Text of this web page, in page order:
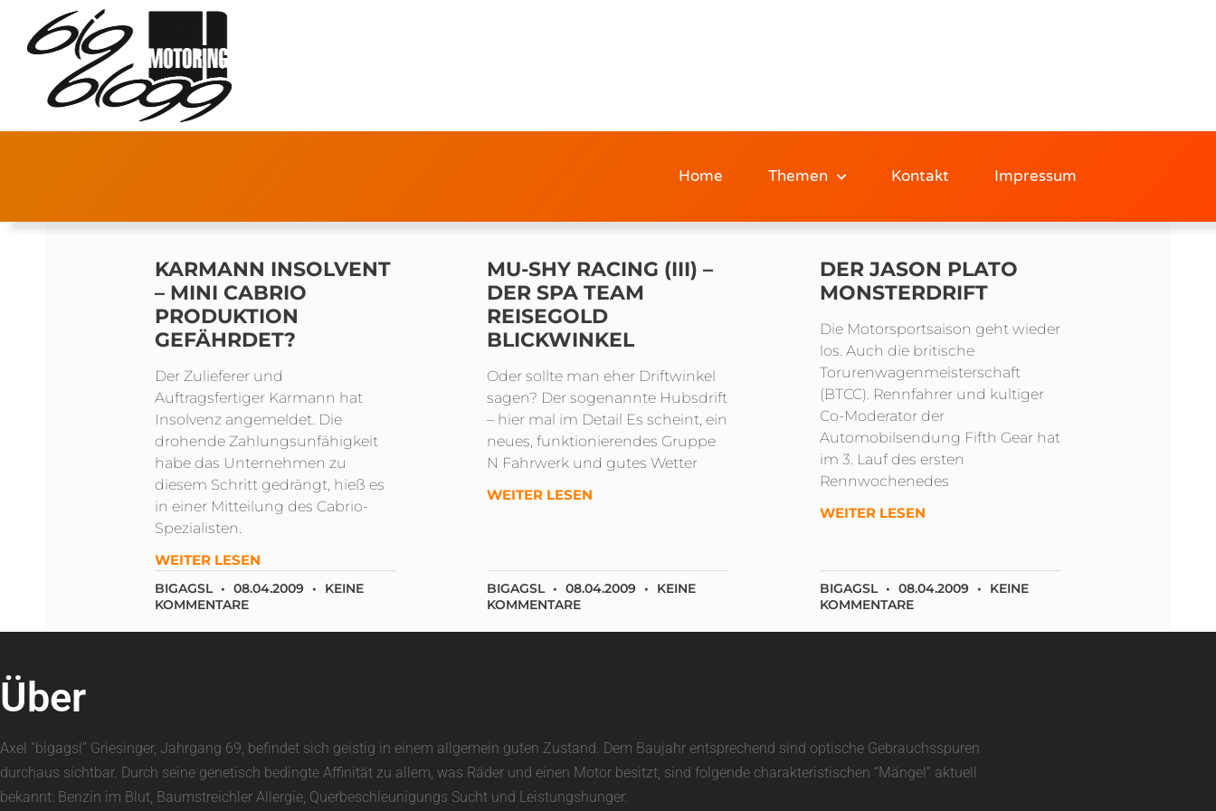
Home Themen Kontakt Impressum
KARMANN INSOLVENT
– MINI CABRIO
PRODUKTION
GEFÄHRDET?
Der Zulieferer und
Auftragsfertiger Karmann hat
Insolvenz angemeldet. Die
drohende Zahlungsunfähigkeit
habe das Unternehmen zu
diesem Schritt gedrängt, hieß es
in einer Mitteilung des Cabrio-
Spezialisten.
WEITER LESEN
BIGAGSL 08.04.2009
KEINE
KOMMENTARE
MU-SHY RACING (III) –
DER SPA TEAM
REISEGOLD
BLICKWINKEL
Oder sollte man eher Driftwinkel
sagen? Der sogenannte Hubsdrift
– hier mal im Detail Es scheint, ein
neues, funktionierendes Gruppe
N Fahrwerk und gutes Wetter
WEITER LESEN
BIGAGSL 08.04.2009
KEINE
KOMMENTARE
DER JASON PLATO
MONSTERDRIFT
Die Motorsportsaison geht wieder
los. Auch die britische
Torurenwagenmeisterschaft
(BTCC). Rennfahrer und kultiger
Co-Moderator der
Automobilsendung Fifth Gear hat
im 3. Lauf des ersten
Rennwochenedes
WEITER LESEN
BIGAGSL 08.04.2009
KEINE
KOMMENTARE
Über
Axel “bigagsl” Griesinger, Jahrgang 69, befindet sich geistig in einem allgemein guten Zustand. Dem Baujahr entsprechend sind optische Gebrauchsspuren
durchaus sichtbar. Durch seine genetisch bedingte Affinität zu allem, was Räder und einen Motor besitzt, sind folgende charakteristischen “Mängel” aktuell
bekannt: Benzin im Blut, Baumstreichler Allergie, Querbeschleunigungs Sucht und Leistungshunger.